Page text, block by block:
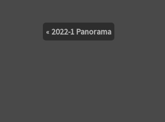
« 2022-1 Panorama